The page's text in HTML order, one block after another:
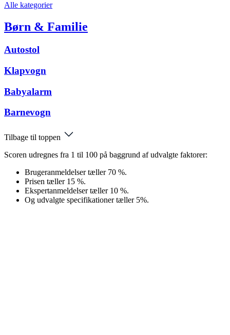
Alle kategorier
Børn & Familie
Autostol
Klapvogn
Babyalarm
Barnevogn
Tilbage til toppen
Scoren udregnes fra 1 til 100 på baggrund af udvalgte faktorer:
Brugeranmeldelser tæller 70 %.
Prisen tæller 15 %.
Ekspertanmeldelser tæller 10 %.
Og udvalgte specifikationer tæller 5%.